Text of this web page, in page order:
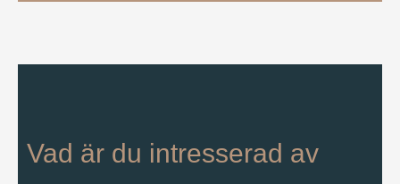
Vad är du intresserad av